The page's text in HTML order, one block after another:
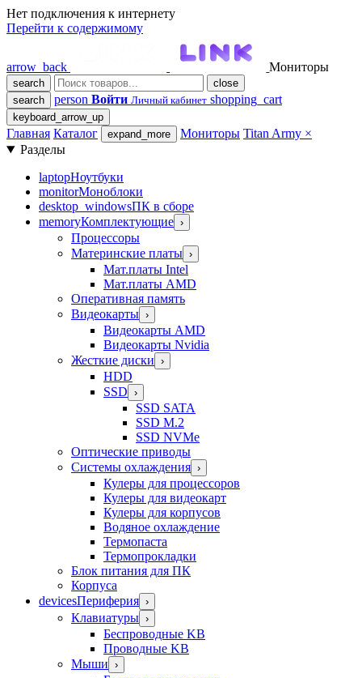
Нет подключения к интернету
Перейти к содержимому
arrow_back Мониторы
search
close
search
person Войти Личный кабинет shopping_cart
keyboard_arrow_up
Главная Каталог expand_more Мониторы Titan Army ×
Разделы
laptopНоутбуки
monitorМоноблоки
desktop_windowsПК в сборе
memoryКомплектующие ›
Процессоры
Материнские платы ›
Мат.платы Intel
Мат.платы AMD
Оперативная память
Видеокарты ›
Видеокарты AMD
Видеокарты Nvidia
Жесткие диски ›
HDD
SSD ›
SSD SATA
SSD M.2
SSD NVMe
Оптические приводы
Системы охлаждения ›
Кулеры для процессоров
Кулеры для видеокарт
Кулеры для корпусов
Водяное охлаждение
Термопаста
Термопрокладки
Блок питания для ПК
Корпуса
devicesПериферия ›
Клавиатуры ›
Беспроводные KB
Проводные KB
Мыши ›